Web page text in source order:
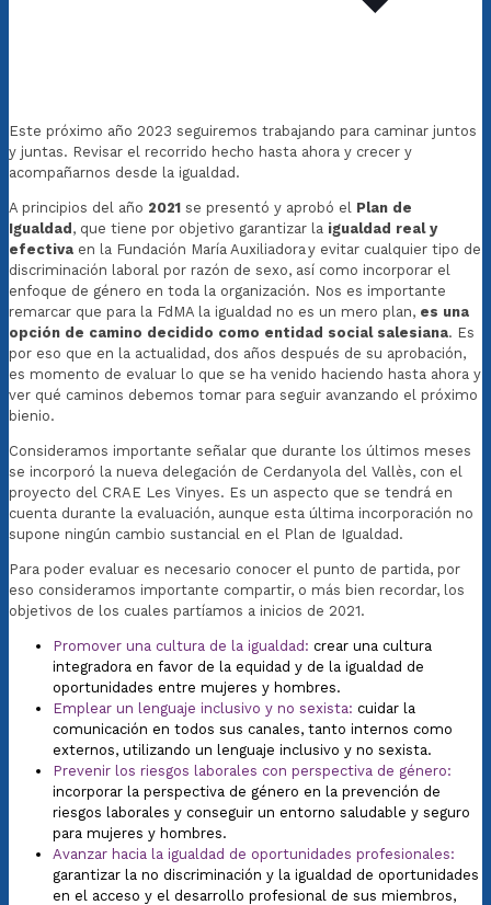
Este próximo año 2023 seguiremos trabajando para caminar juntos
y juntas. Revisar el recorrido hecho hasta ahora y crecer y
acompañarnos desde la igualdad.
A principios del año 2021 se presentó y aprobó el Plan de
Igualdad , que tiene por objetivo garantizar la igualdad real y
efectiva en la Fundación María Auxiliadora y evitar cualquier tipo de
discriminación laboral por razón de sexo, así como incorporar el
enfoque de género en toda la organización. Nos es importante
remarcar que para la FdMA la igualdad no es un mero plan, es una
opción de camino decidido como entidad social salesiana. Es
por eso que en la actualidad, dos años después de su aprobación,
es momento de evaluar lo que se ha venido haciendo hasta ahora y
ver qué caminos debemos tomar para seguir avanzando el próximo
bienio.
Consideramos importante señalar que durante los últimos meses
se incorporó la nueva delegación de Cerdanyola del Vallès, con el
proyecto del CRAE Les Vinyes. Es un aspecto que se tendrá en
cuenta durante la evaluación, aunque esta última incorporación no
supone ningún cambio sustancial en el Plan de Igualdad.
Para poder evaluar es necesario conocer el punto de partida, por
eso consideramos importante compartir, o más bien recordar, los
objetivos de los cuales partíamos a inicios de 2021.
Promover una cultura de la igualdad: crear una cultura
integradora en favor de la equidad y de la igualdad de
oportunidades entre mujeres y hombres.
Emplear un lenguaje inclusivo y no sexista: cuidar la
comunicación en todos sus canales, tanto internos como
externos, utilizando un lenguaje inclusivo y no sexista.
Prevenir los riesgos laborales con perspectiva de género:
incorporar la perspectiva de género en la prevención de
riesgos laborales y conseguir un entorno saludable y seguro
para mujeres y hombres.
Avanzar hacia la igualdad de oportunidades profesionales:
garantizar la no discriminación y la igualdad de oportunidades
en el acceso y el desarrollo profesional de sus miembros,